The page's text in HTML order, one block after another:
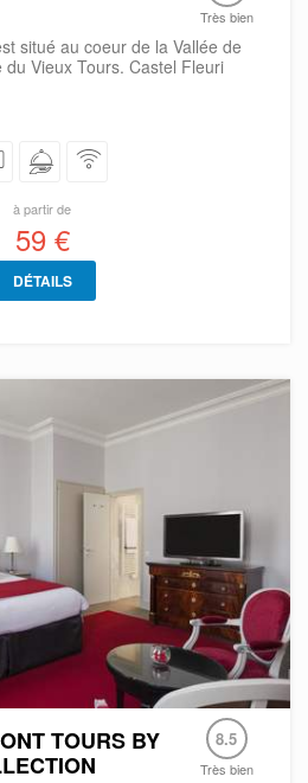
Très bien
situé au coeur de la Vallée de
Vieux Tours. Castel Fleuri
à partir de
59 €
DÉTAILS
TOURS BY
8.5
Très bien